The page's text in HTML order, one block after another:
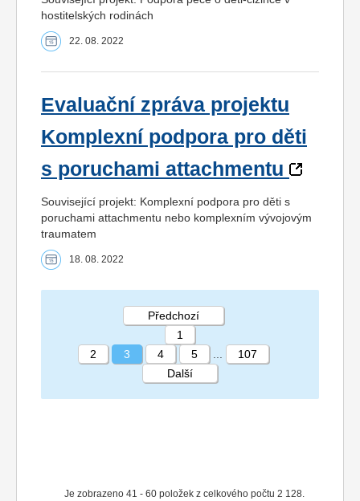
hostitelských rodinách
22. 08. 2022
Evaluační zpráva projektu
Komplexní podpora pro děti
s poruchami attachmentu
Související projekt: Komplexní podpora pro děti s
poruchami attachmentu nebo komplexním vývojovým
traumatem
18. 08. 2022
STRÁNKA 3 107
Je zobrazeno 41 - 60 položek z celkového počtu 2 128.
Předchozí
1
2
3 4 5
107
Další